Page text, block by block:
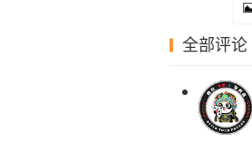
全部评论